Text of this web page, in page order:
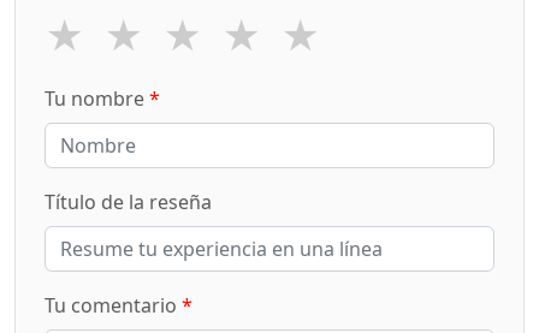
★ ★ ★ ★ ★
Tu nombre*
Título de la reseña
Tu comentario *